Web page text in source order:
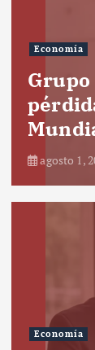
Economía
agosto 1,
Economía